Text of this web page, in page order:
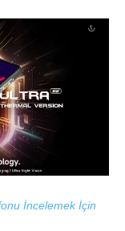
İncelemek İçin